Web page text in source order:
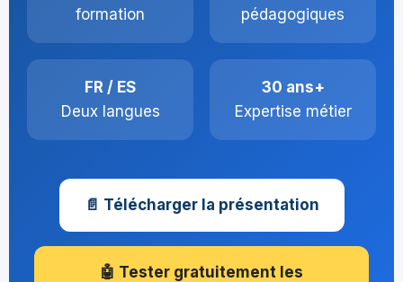
formation
pédagogiques
FR / ES
Deux langues
30 ans+
Expertise métier
📄 Télécharger la présentation
🤖 Tester gratuitement les